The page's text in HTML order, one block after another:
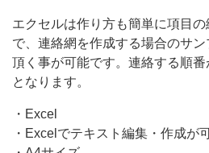
が
可
能
で
す。
エクセルは作り方も簡単に項目
で、連絡網を作成する場合のサ
頂く事が可能です。連絡する順
となります。
・Excel
・Excelでテキスト編集・作成が